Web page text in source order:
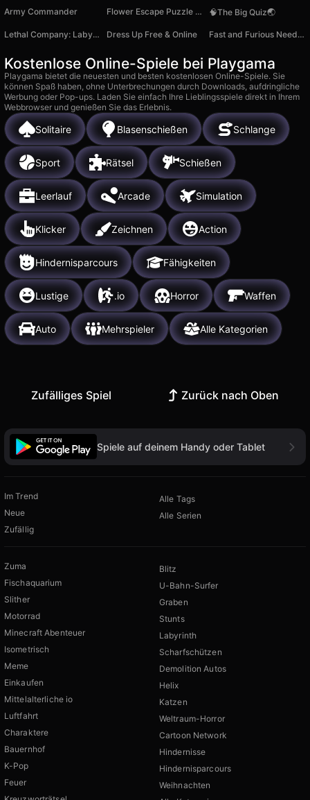
Army Commander
Flower Escape Puzzle Game 🧠The Big Quiz🌏
Lethal Company: Labyrinths Dress Up Free & Online Fast and Furious Need for Speed: Race
Kostenlose Online-Spiele bei Playgama
Playgama bietet die neuesten und besten kostenlosen Online-Spiele. Sie
können Spaß haben, ohne Unterbrechungen durch Downloads, aufdringliche
Werbung oder Pop-ups. Laden Sie einfach Ihre Lieblingsspiele direkt in Ihrem
Webbrowser und genießen Sie das Erlebnis.
Solitaire Blasenschießen Schlange
Sport Rätsel Schießen
Leerlauf Arcade Simulation
Klicker Zeichnen Action
Hindernisparcours Fähigkeiten
Lustige .io Horror Waffen
Auto Mehrspieler Alle Kategorien
Zufälliges Spiel Zurück nach Oben
Spiele auf deinem Handy oder Tablet
Im Trend
Neue
Zufällig
Alle Tags
Alle Serien
Zuma
Fischaquarium
Slither
Motorrad
Minecraft Abenteuer
Isometrisch
Meme
Einkaufen
Mittelalterliche io
Luftfahrt
Charaktere
Bauernhof
K-Pop
Feuer
Blitz
U-Bahn-Surfer
Graben
Stunts
Labyrinth
Scharfschützen
Demolition Autos
Helix
Katzen
Weltraum-Horror
Cartoon Network
Hindernisse
Hindernisparcours
Weihnachten